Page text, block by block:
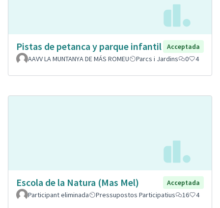
Pistas de petanca y parque infantil
Acceptada
AAVV LA MUNTANYA DE MÁS ROMEU
Parcs i Jardins 0 4
Escola de la Natura (Mas Mel)
Acceptada
Participant eliminada
Pressupostos Participatius 16 4